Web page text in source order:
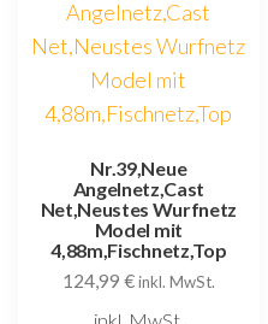
Nr.39,Neue
Angelnetz,Cast
Net,Neustes Wurfnetz
Model mit
4,88m,Fischnetz,Top
124,99 €inkl. MwSt.